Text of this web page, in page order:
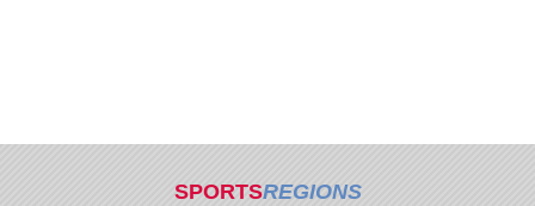
SPORTSREGIONS